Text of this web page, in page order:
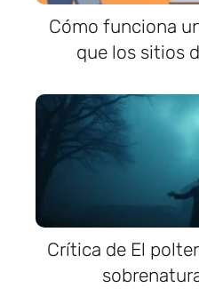
Cómo funciona
que los sitios
Crítica de El